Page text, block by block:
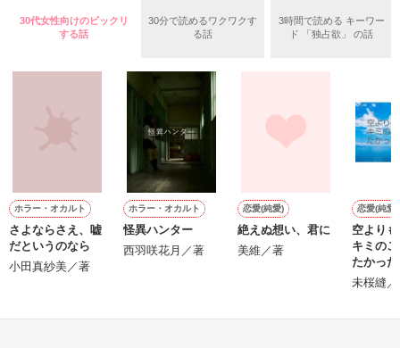
－０７.１０.２１－
作品を読む
＊＊＊＊＊＊＊＊＊＊＊
私の彼氏は超自己中！
そして誰よりも甘い。
会社マン×女子高生
30代女性向けのビックリ
する話
30分で読めるワクワクす
る話
3時間で読める キーワー
ド 「独占欲」 の話
ホラー・オカルト
さよならさえ、嘘
だというのなら
小田真紗美／著
ホラー・オカルト
怪異ハンター
西羽咲花月／著
恋愛(純愛)
絶えぬ想い、君に
美維／著
恋愛(純愛)
空より
キミの
たかっ
未桜縫